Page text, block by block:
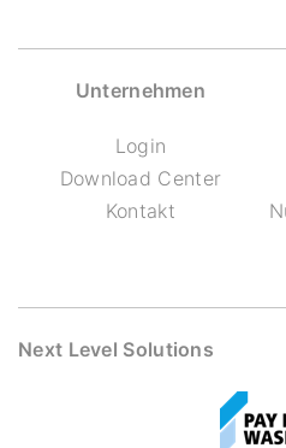
Unternehmen
Login
Download Center
Kontakt
Next Level Solutions